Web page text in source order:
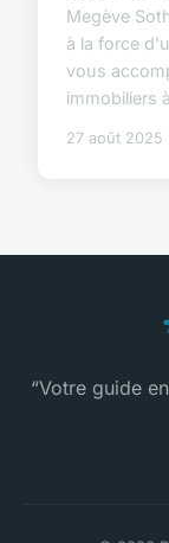
Megève
à la force
vous
immobiliers
27 août 2025
“Votre guide